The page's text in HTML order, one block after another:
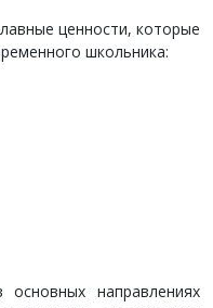
ценности, которые
школьника:
направлениях